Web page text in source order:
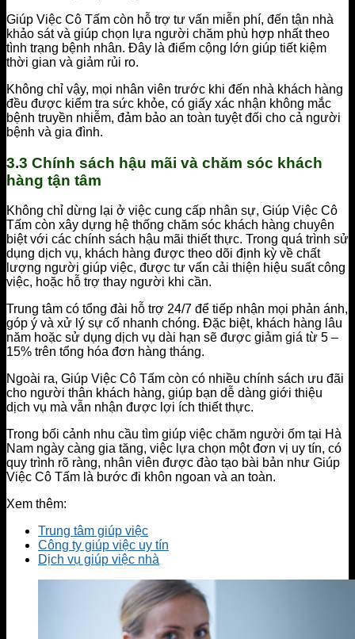
Giúp Việc Cô Tấm còn hỗ trợ tư vấn miễn phí, đến tận nhà
khảo sát và giúp chọn lựa người chăm phù hợp nhất theo
tình trạng bệnh nhân. Đây là điểm cộng lớn giúp tiết kiệm
thời gian và giảm rủi ro.
Không chỉ vậy, mọi nhân viên trước khi đến nhà khách hàng
đều được kiểm tra sức khỏe, có giấy xác nhận không mắc
bệnh truyền nhiễm, đảm bảo an toàn tuyệt đối cho cả người
bệnh và gia đình.
3.3 Chính sách hậu mãi và chăm sóc khách
hàng tận tâm
Không chỉ dừng lại ở việc cung cấp nhân sự, Giúp Việc Cô
Tấm còn xây dựng hệ thống chăm sóc khách hàng chuyên
biệt với các chính sách hậu mãi thiết thực. Trong quá trình sử
dụng dịch vụ, khách hàng được theo dõi định kỳ về chất
lượng người giúp việc, được tư vấn cải thiện hiệu suất công
việc, hoặc hỗ trợ thay người khi cần.
Trung tâm có tổng đài hỗ trợ 24/7 để tiếp nhận mọi phản ánh,
góp ý và xử lý sự cố nhanh chóng. Đặc biệt, khách hàng lâu
năm hoặc sử dụng dịch vụ dài hạn sẽ được giảm giá từ 5 –
15% trên tổng hóa đơn hàng tháng.
Ngoài ra, Giúp Việc Cô Tấm còn có nhiều chính sách ưu đãi
cho người thân khách hàng, giúp bạn dễ dàng giới thiệu
dịch vụ mà vẫn nhận được lợi ích thiết thực.
Trong bối cảnh nhu cầu tìm giúp việc chăm người ốm tại Hà
Nam ngày càng gia tăng, việc lựa chọn một đơn vị uy tín, có
quy trình rõ ràng, nhân viên được đào tạo bài bản như Giúp
Việc Cô Tấm là bước đi khôn ngoan và an toàn.
Xem thêm:
Trung tâm giúp việc
Công ty giúp việc uy tín
Dịch vụ giúp việc nhà